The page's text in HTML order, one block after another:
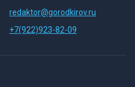
redaktor@gorodkirov.ru
+7(922)923-82-09